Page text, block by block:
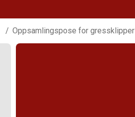
Oppsamlingspose for gressklipper